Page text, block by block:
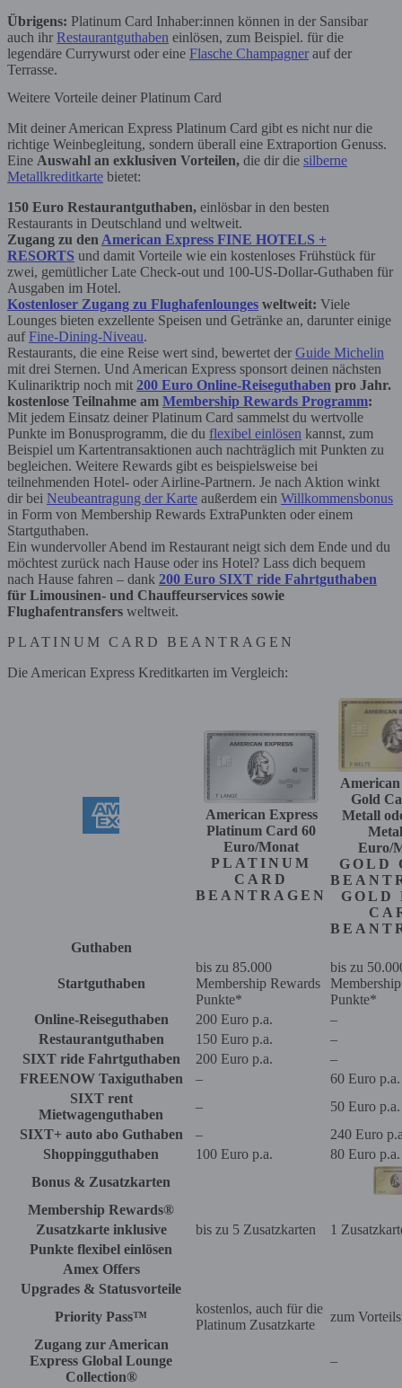
Übrigens: Platinum Card Inhaber:innen können in der Sansibar
auch ihr Restaurantguthaben einlösen, zum Beispiel. für die
legendäre Currywurst oder eine Flasche Champagner auf der
Terrasse.
Weitere Vorteile deiner Platinum Card
Mit deiner American Express Platinum Card gibt es nicht nur die
richtige Weinbegleitung, sondern überall eine Extraportion Genuss.
Eine Auswahl an exklusiven Vorteilen, die dir die silberne
Metallkreditkarte bietet:
150 Euro Restaurantguthaben, einlösbar in den besten
Restaurants in Deutschland und weltweit.
Zugang zu den American Express FINE HOTELS +
RESORTS und damit Vorteile wie ein kostenloses Frühstück für
zwei, gemütlicher Late Check-out und 100-US-Dollar-Guthaben für
Ausgaben im Hotel.
Kostenloser Zugang zu Flughafenlounges weltweit: Viele
Lounges bieten exzellente Speisen und Getränke an, darunter einige
aufFine-Dining-Niveau.
Restaurants, die eine Reise wert sind, bewertet der Guide Michelin
mit drei Sternen. Und American Express sponsort deinen nächsten
Kulinariktrip noch mit 200 Euro Online-Reiseguthaben pro Jahr.
kostenlose Teilnahme am Membership Rewards Programm:
Mit jedem Einsatz deiner Platinum Card sammelst du wertvolle
Punkte im Bonusprogramm, die du flexibel einlösen kannst, zum
Beispiel um Kartentransaktionen auch nachträglich mit Punkten zu
begleichen. Weitere Rewards gibt es beispielsweise bei
teilnehmenden Hotel- oder Airline-Partnern. Je nach Aktion winkt
dir bei Neubeantragung der Karte außerdem ein Willkommensbonus
in Form von Membership Rewards ExtraPunkten oder einem
Startguthaben.
Ein wundervoller Abend im Restaurant neigt sich dem Ende und du
möchtest zurück nach Hause oder ins Hotel? Lass dich bequem
nach Hause fahren – dank 200 Euro SIXT ride Fahrtguthaben
für Limousinen- und Chauffeurservices sowie
Flughafentransfers weltweit.
PLATINUM CARD BEANTRAGEN
Die American Express Kreditkarten im Vergleich:
American Express
Platinum Card 60
Euro/Monat
PLATINUM
CARD
BEANTRAGEN
Gold
Metall
Euro/
GOLD
GOLD
Guthaben
Startguthaben
bis zu 85.000
Membership Rewards
Punkte*
bis zu
Punkte*
Online-Reiseguthaben
200 Euro p.a.
–
Restaurantguthaben
150 Euro p.a.
–
SIXT ride Fahrtguthaben
200 Euro p.a.
–
FREENOW Taxiguthaben
–
60 Euro p.a.
SIXT rent
Mietwagenguthaben
–
50 Euro p.a.
SIXT+ auto abo Guthaben
–
240 Euro
Shoppingguthaben
100 Euro p.a.
80 Euro p.a.
Bonus & Zusatzkarten
Membership Rewards®
Zusatzkarte inklusive
bis zu 5 Zusatzkarten
1
Punkte flexibel einlösen
Amex Offers
Upgrades & Statusvorteile
Priority Pass™
kostenlos, auch für die
Platinum Zusatzkarte
zum
Zugang zur American
Express Global Lounge
Collection®
–